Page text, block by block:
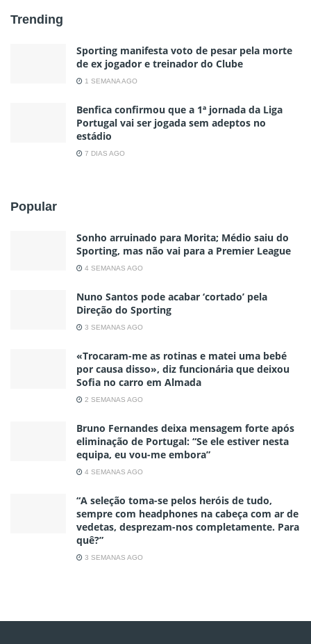
Trending
Sporting manifesta voto de pesar pela morte
de ex jogador e treinador do Clube
1 SEMANA AGO
Benfica confirmou que a 1ª jornada da Liga
Portugal vai ser jogada sem adeptos no
estádio
7 DIAS AGO
Popular
Sonho arruinado para Morita; Médio saiu do
Sporting, mas não vai para a Premier League
4 SEMANAS AGO
Nuno Santos pode acabar ‘cortado’ pela
Direção do Sporting
3 SEMANAS AGO
«Trocaram-me as rotinas e matei uma bebé
por causa disso», diz funcionária que deixou
Sofia no carro em Almada
2 SEMANAS AGO
Bruno Fernandes deixa mensagem forte após
eliminação de Portugal: “Se ele estiver nesta
equipa, eu vou-me embora”
4 SEMANAS AGO
“A seleção toma-se pelos heróis de tudo,
sempre com headphones na cabeça com ar de
vedetas, desprezam-nos completamente. Para
quê?”
3 SEMANAS AGO